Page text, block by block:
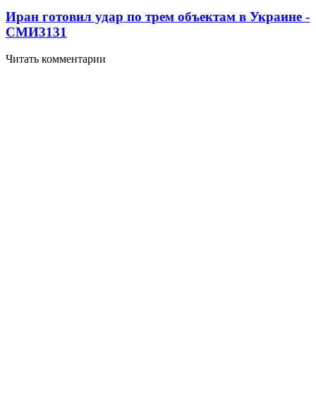
Иран готовил удар по трем объектам в Украине -
СМИ3131
Читать комментарии